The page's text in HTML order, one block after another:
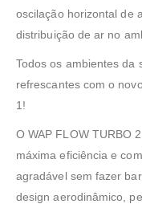
oscilação horizontal de
distribuição de ar no
Todos os ambientes da
refrescantes com o
1!
O WAP FLOW TURBO
máxima eficiência e
agradável sem fazer
design aerodinâmico,